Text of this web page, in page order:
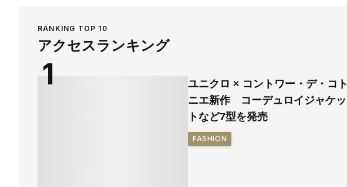
RANKING TOP 10
アクセスランキング
ユニクロ × コントワー・デ・コト
ニエ新作 コーデュロイジャケッ
トなど7型を発売
FASHION